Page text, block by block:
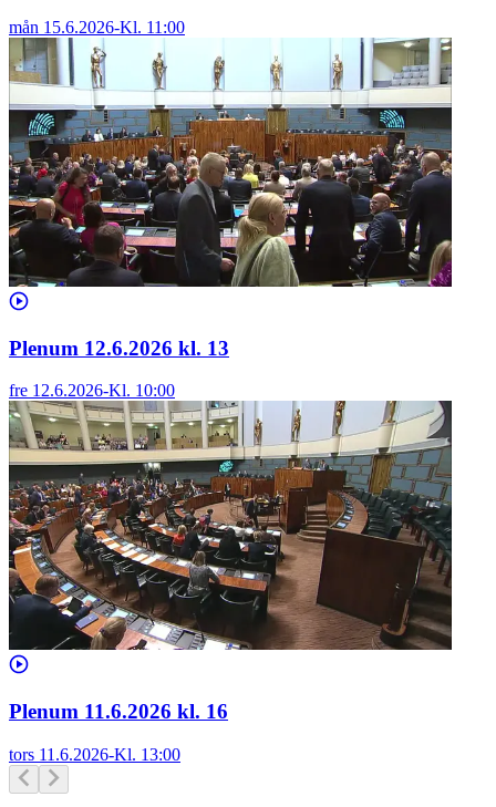
mån 15.6.2026-Kl. 11:00
Plenum 12.6.2026 kl. 13
fre 12.6.2026-Kl. 10:00
Plenum 11.6.2026 kl. 16
tors 11.6.2026-Kl. 13:00